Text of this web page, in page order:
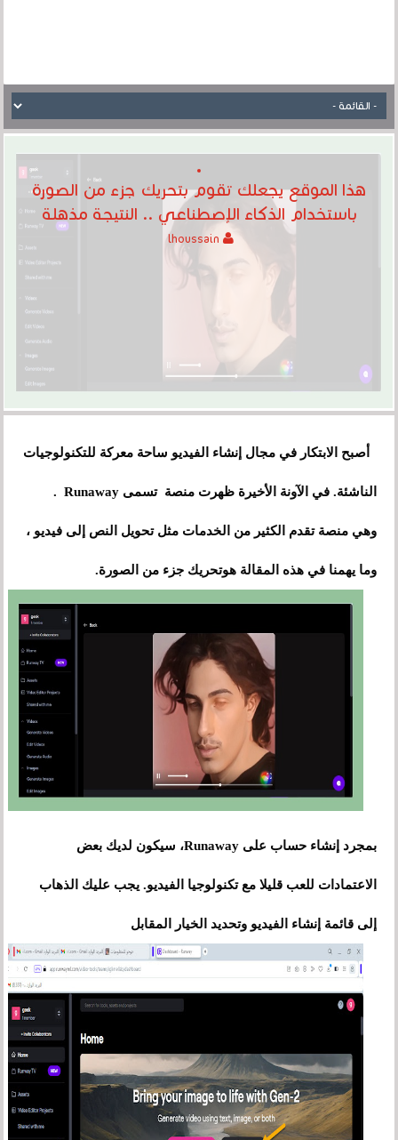
هذا الموقع يجعلك تقوم بتحريك جزء من الصورة
باستخدام الذكاء الإصطناعي .. النتيجة مذهلة
أصبح الابتكار في مجال إنشاء الفيديو ساحة معركة للتكنولوجيات
الناشئة. في الآونة الأخيرة ظهرت منصة تسمى Runaway .
وهي منصة تقدم الكثير من الخدمات مثل تحويل النص إلى فيديو ،
وما يهمنا في هذه المقالة هوتحريك جزء من الصورة.
بمجرد إنشاء حساب على Runaway، سيكون لديك بعض
الاعتمادات للعب قليلا مع تكنولوجيا الفيديو. يجب عليك الذهاب
إلى قائمة إنشاء الفيديو وتحديد الخيار المقابل